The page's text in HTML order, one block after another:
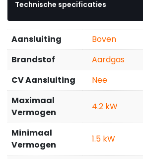
Technische specificaties
Aansluiting
Boven
Brandstof
Aardgas
CV Aansluiting
Nee
Maximaal
Vermogen
4.2
Minimaal
Vermogen
1.5